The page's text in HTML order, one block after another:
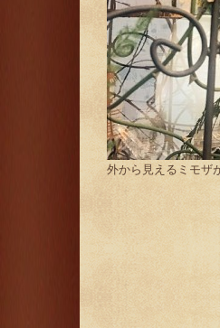
外から見えるミモザ